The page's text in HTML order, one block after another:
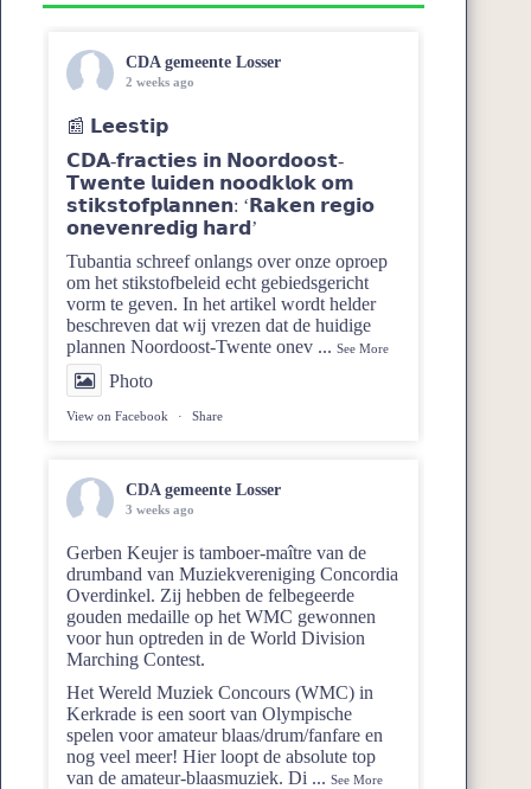
CDA gemeente Losser
2 weeks ago
📰 𝗟𝗲𝗲𝘀𝘁𝗶𝗽
𝗖𝗗𝗔-𝗳𝗿𝗮𝗰𝘁𝗶𝗲𝘀 𝗶𝗻 𝗡𝗼𝗼𝗿𝗱𝗼𝗼𝘀𝘁-
𝗧𝘄𝗲𝗻𝘁𝗲 𝗹𝘂𝗶𝗱𝗲𝗻 𝗻𝗼𝗼𝗱𝗸𝗹𝗼𝗸 𝗼𝗺
𝘀𝘁𝗶𝗸𝘀𝘁𝗼𝗳𝗽𝗹𝗮𝗻𝗻𝗲𝗻: ‘𝗥𝗮𝗸𝗲𝗻 𝗿𝗲𝗴𝗶𝗼
𝗼𝗻𝗲𝘃𝗲𝗻𝗿𝗲𝗱𝗶𝗴 𝗵𝗮𝗿𝗱’
Tubantia schreef onlangs over onze oproep
om het stikstofbeleid echt gebiedsgericht
vorm te geven. In het artikel wordt helder
beschreven dat wij vrezen dat de huidige
plannen Noordoost‑Twente onev ... See More
Photo
View on Facebook · Share
CDA gemeente Losser
3 weeks ago
Gerben Keujer is tamboer-maître van de
drumband van Muziekvereniging Concordia
Overdinkel. Zij hebben de felbegeerde
gouden medaille op het WMC gewonnen
voor hun optreden in de World Division
Marching Contest.
Het Wereld Muziek Concours (WMC) in
Kerkrade is een soort van Olympische
spelen voor amateur blaas/drum/fanfare en
nog veel meer! Hier loopt de absolute top
van de amateur-blaasmuziek. Di ... See More